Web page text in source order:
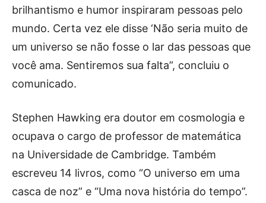
brilhantismo e humor inspiraram pessoas pelo
mundo. Certa vez ele disse ‘Não seria muito de
um universo se não fosse o lar das pessoas que
você ama. Sentiremos sua falta”, concluiu o
comunicado.
Stephen Hawking era doutor em cosmologia e
ocupava o cargo de professor de matemática
na Universidade de Cambridge. Também
escreveu 14 livros, como “O universo em uma
casca de noz” e “Uma nova história do tempo”.